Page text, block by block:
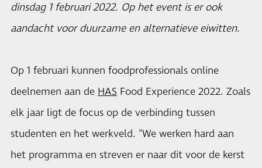
dinsdag 1 februari 2022. Op het event is er ook
aandacht voor duurzame en alternatieve eiwitten.
Op 1 februari kunnen foodprofessionals online
deelnemen aan de HAS Food Experience 2022. Zoals
elk jaar ligt de focus op de verbinding tussen
studenten en het werkveld. "We werken hard aan
het programma en streven er naar dit voor de kerst